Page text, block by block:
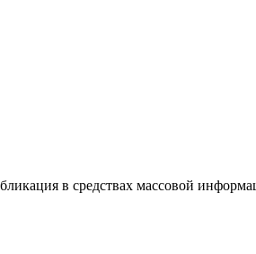
в средствах массовой